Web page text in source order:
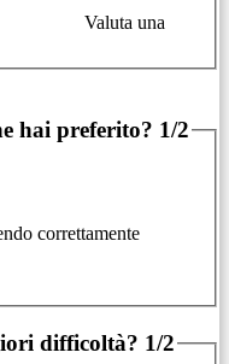
Valuta una
hai preferito? 1/2
correttamente
difficoltà? 1/2